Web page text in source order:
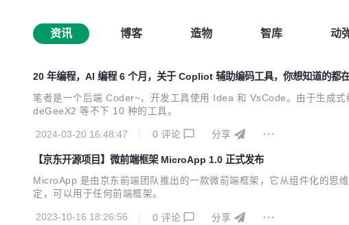
资讯 博客 造物 智库 动
20 年编程，AI 编程 6 个月，关于 Copliot 辅助编码工具，你想知道的都
笔者是一个后端 Coder~，开发工具使用 Idea 和 VsCode。由于生成
deGeeX2 等不下 10 种的工具。
2024-03-20 16:48:47 0 评论 分享
【京东开源项目】微前端框架 MicroApp 1.0 正式发布
MicroApp 是由京东前端团队推出的一款微前端框架，它从组件化的
定，可以用于任何前端框架。
2023-10-16 18:26:56 0 评论 分享